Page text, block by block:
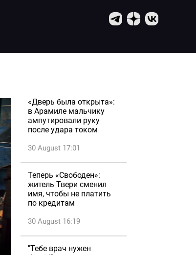
«Дверь была открыта»:
в Арамиле мальчику
ампутировали руку
после удара током
30 August 17:01
Теперь «Свободен»:
житель Твери сменил
имя, чтобы не платить
по кредитам
30 August 16:19
"Тебе врач нужен